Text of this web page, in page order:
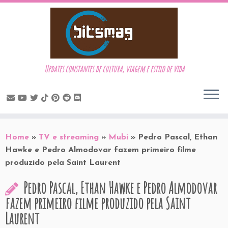
to
content
Updates constantes de cultura, viagem e estilo de vida
Home » TV e streaming » Mubi » Pedro Pascal, Ethan
Hawke e Pedro Almodovar fazem primeiro filme
produzido pela Saint Laurent
Pedro Pascal, Ethan Hawke e Pedro Almodovar
fazem primeiro filme produzido pela Saint
Laurent